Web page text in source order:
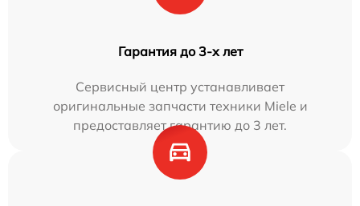
Гарантия до 3-х лет
Сервисный центр устанавливает
оригинальные запчасти техники Miele и
предоставляет гарантию до 3 лет.